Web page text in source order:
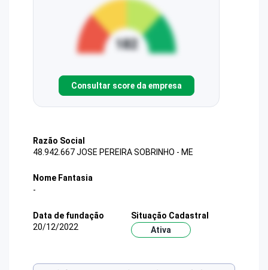
Consultar score da empresa
Razão Social
48.942.667 JOSE PEREIRA SOBRINHO - ME
Nome Fantasia
-
Data de fundação
20/12/2022
Situação Cadastral
Ativa